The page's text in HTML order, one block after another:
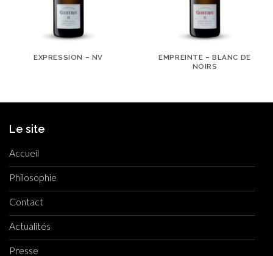
EXPRESSION – NV
EMPREINTE – BLANC DE
NOIRS
Le site
Accueil
Philosophie
Contact
Actualités
Presse